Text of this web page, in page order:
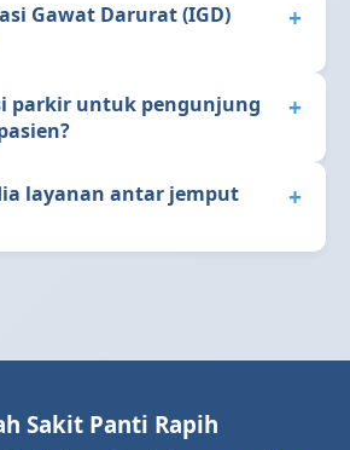
Gawat Darurat (IGD)
parkir untuk pengunjung
layanan antar jemput
Sakit Panti Rapih